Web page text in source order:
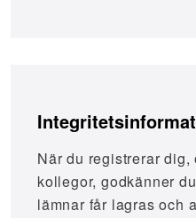
När du registrerar
kollegor, godkänner
lämnar får lagras och